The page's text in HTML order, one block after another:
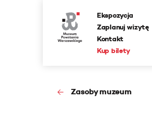
Ekspozycja
Zaplanuj wizytę
Kontakt
Kup bilety
Zasoby muzeum